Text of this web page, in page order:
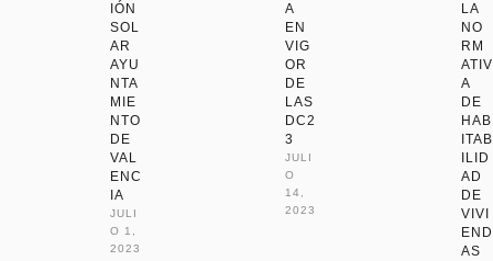
IÓN
SOL
AR
AYU
NTA
MIE
NTO
DE
VAL
ENC
IA
JULI
O 1,
2023
A
EN
VIG
OR
DE
LAS
DC2
3
JULI
O
14,
2023
LA
NO
RM
ATIV
A
DE
HAB
ITAB
ILID
AD
DE
VIVI
END
AS